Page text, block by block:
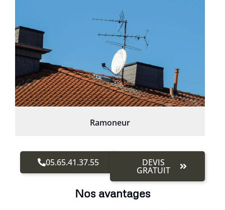
Ramoneur
05.65.41.37.55 DEVIS
GRATUIT
Nos avantages